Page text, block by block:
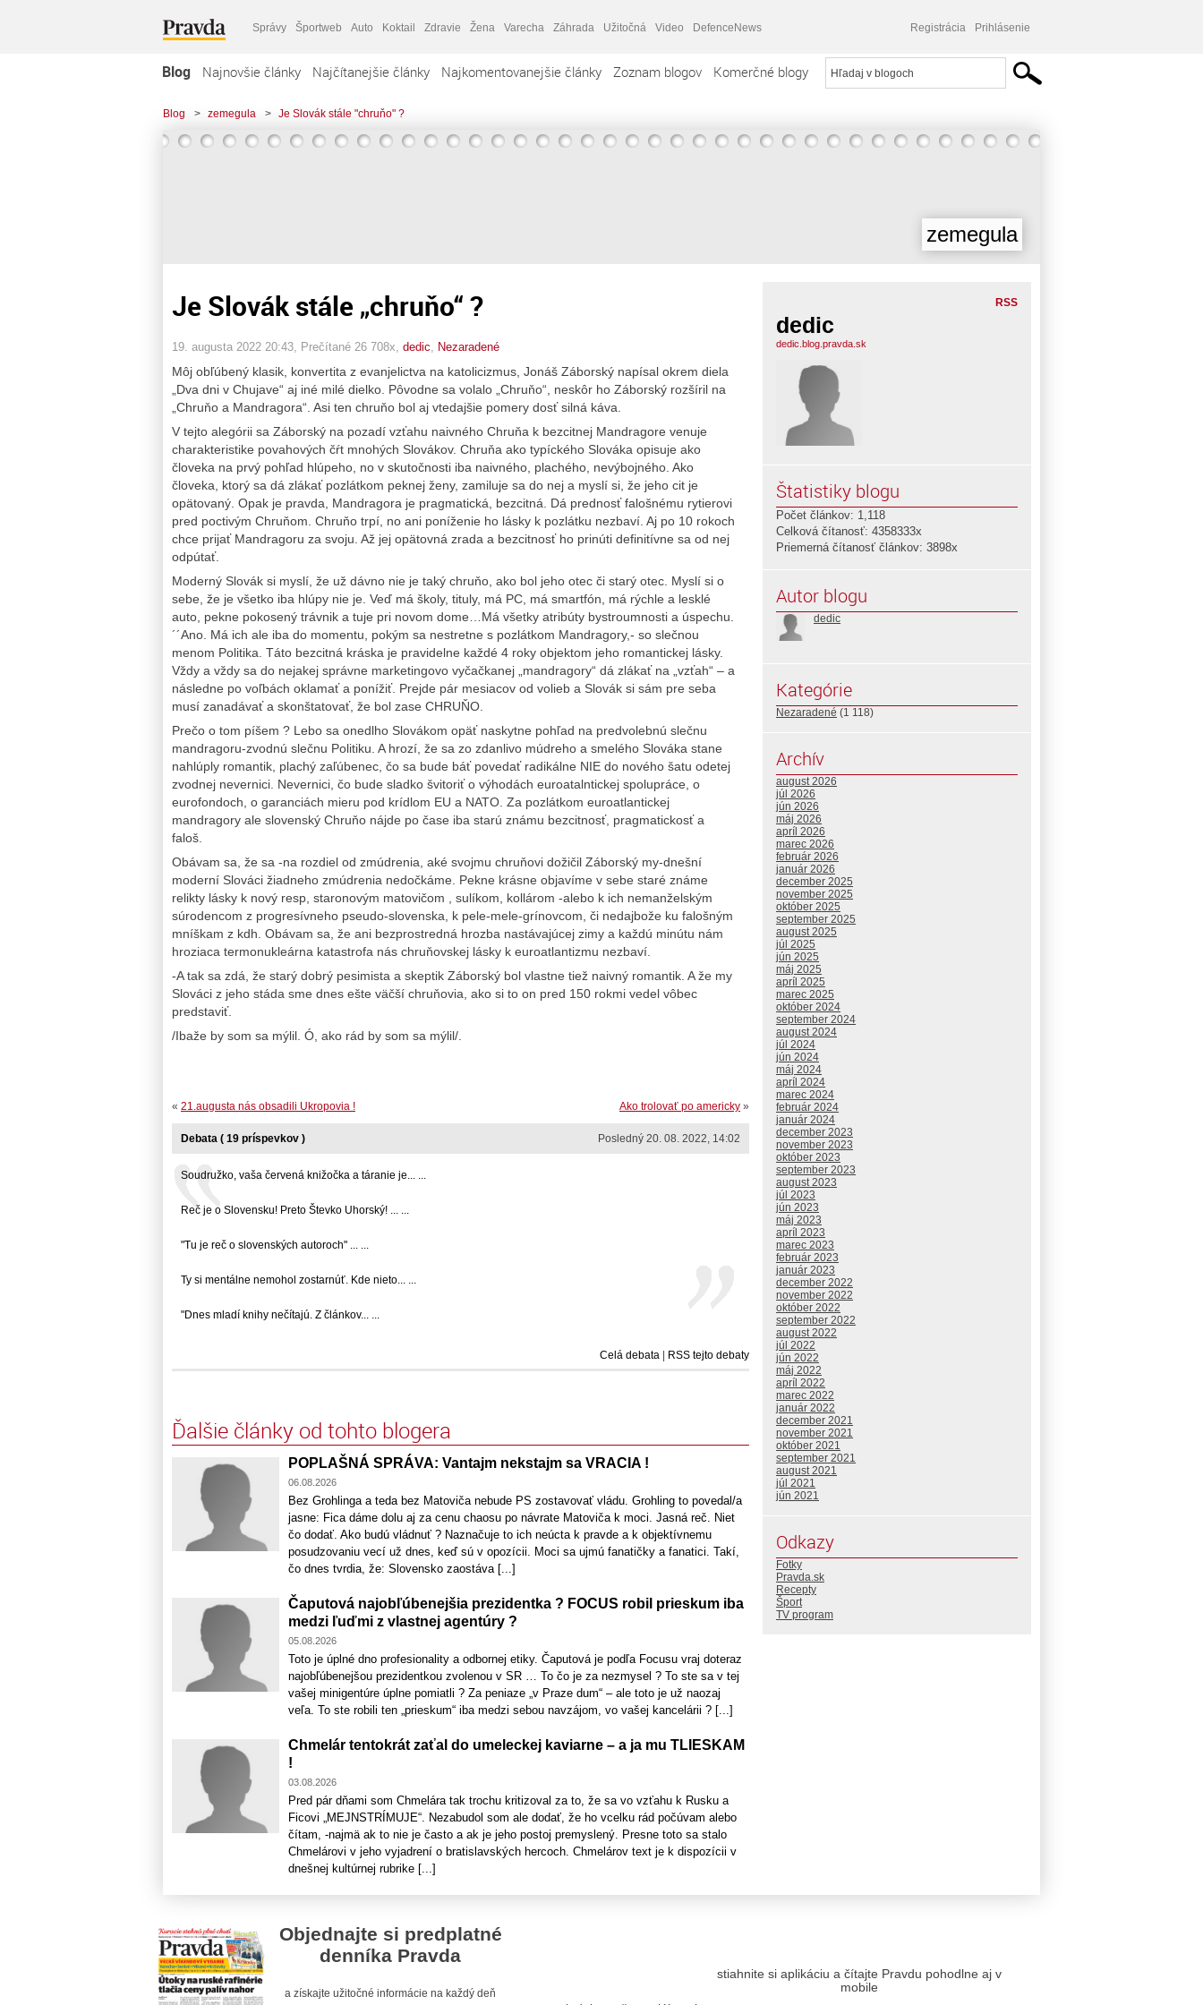
Správy Športweb Auto Koktail Zdravie Žena Varecha Záhrada Užitočná Video DefenceNews Registrácia Prihlásenie
Blog Najnovšie články Najčítanejšie články Najkomentovanejšie články Zoznam blogov Komerčné blogy
Blog > zemegula > Je Slovák stále "chruňo" ?
zemegula
Je Slovák stále „chruňo“ ?
19. augusta 2022 20:43 , Prečítané 26 708x, dedic Nezaradené
Môj obľúbený klasik, konvertita z evanjelictva na katolicizmus, Jonáš Záborský napísal okrem diela
„Dva dni v Chujave“ aj iné milé dielko. Pôvodne sa volalo „Chruňo“, neskôr ho Záborský rozšíril na
„Chruňo a Mandragora“. Asi ten chruňo bol aj vtedajšie pomery dosť silná káva.
V tejto alegórii sa Záborský na pozadí vzťahu naivného Chruňa k bezcitnej Mandragore venuje
charakteristike povahových čŕt mnohých Slovákov. Chruňa ako typíckého Slováka opisuje ako
človeka na prvý pohľad hlúpeho, no v skutočnosti iba naivného, plachého, nevýbojného. Ako
človeka, ktorý sa dá zlákať pozlátkom peknej ženy, zamiluje sa do nej a myslí si, že jeho cit je
opätovaný. Opak je pravda, Mandragora je pragmatická, bezcitná. Dá prednosť falošnému rytierovi
pred poctivým Chruňom. Chruňo trpí, no ani poníženie ho lásky k pozlátku nezbaví. Aj po 10 rokoch
chce prijať Mandragoru za svoju. Až jej opätovná zrada a bezcitnosť ho prinúti definitívne sa od nej
odpútať.
Moderný Slovák si myslí, že už dávno nie je taký chruňo, ako bol jeho otec či starý otec. Myslí si o
sebe, že je všetko iba hlúpy nie je. Veď má školy, tituly, má PC, má smartfón, má rýchle a lesklé
auto, pekne pokosený trávnik a tuje pri novom dome…Má všetky atribúty bystroumnosti a úspechu.
´´Ano. Má ich ale iba do momentu, pokým sa nestretne s pozlátkom Mandragory,- so slečnou
menom Politika. Táto bezcitná kráska je pravidelne každé 4 roky objektom jeho romantickej lásky.
Vždy a vždy sa do nejakej správne marketingovo vyčačkanej „mandragory“ dá zlákať na „vzťah“ – a
následne po voľbách oklamať a ponížiť. Prejde pár mesiacov od volieb a Slovák si sám pre seba
musí zanadávať a skonštatovať, že bol zase CHRUŇO.
Prečo o tom píšem ? Lebo sa onedlho Slovákom opäť naskytne pohľad na predvolebnú slečnu
mandragoru-zvodnú slečnu Politiku. A hrozí, že sa zo zdanlivo múdreho a smelého Slováka stane
nahlúply romantik, plachý zaľúbenec, čo sa bude báť povedať radikálne NIE do nového šatu odetej
zvodnej nevernici. Nevernici, čo bude sladko švitoriť o výhodách euroatalntickej spolupráce, o
eurofondoch, o garanciách mieru pod krídlom EU a NATO. Za pozlátkom euroatlantickej
mandragory ale slovenský Chruňo nájde po čase iba starú známu bezcitnosť, pragmatickosť a
faloš.
Obávam sa, že sa -na rozdiel od zmúdrenia, aké svojmu chruňovi dožičil Záborský my-dnešní
moderní Slováci žiadneho zmúdrenia nedočkáme. Pekne krásne objavíme v sebe staré známe
relikty lásky k nový resp, staronovým matovičom , sulíkom, kollárom -alebo k ich nemanželským
súrodencom z progresívneho pseudo-slovenska, k pele-mele-grínovcom, či nedajbože ku falošným
mníškam z kdh. Obávam sa, že ani bezprostredná hrozba nastávajúcej zimy a každú minútu nám
hroziaca termonukleárna katastrofa nás chruňovskej lásky k euroatlantizmu nezbaví.
-A tak sa zdá, že starý dobrý pesimista a skeptik Záborský bol vlastne tiež naivný romantik. A že my
Slováci z jeho stáda sme dnes ešte väčší chruňovia, ako si to on pred 150 rokmi vedel vôbec
predstaviť.
/Ibaže by som sa mýlil. Ó, ako rád by som sa mýlil/.
Ako trolovať po americky »
« 21.augusta nás obsadili Ukropovia !
Posledný 20. 08. 2022, 14:02
Debata ( 19 príspevkov )
Soudružko, vaša červená knižočka a táranie je... ...
Reč je o Slovensku! Preto Števko Uhorský! ... ...
"Tu je reč o slovenských autoroch" ... ...
Ty si mentálne nemohol zostarnúť. Kde nieto... ...
"Dnes mladí knihy nečítajú. Z článkov... ...
Celá debata RSS tejto debaty
Ďalšie články od tohto blogera
POPLAŠNÁ SPRÁVA: Vantajm nekstajm sa VRACIA !
06.08.2026
Bez Grohlinga a teda bez Matoviča nebude PS zostavovať vládu. Grohling to povedal/a
jasne: Fica dáme dolu aj za cenu chaosu po návrate Matoviča k moci. Jasná reč. Niet
čo dodať. Ako budú vládnuť ? Naznačuje to ich neúcta k pravde a k objektívnemu
posudzovaniu vecí už dnes, keď sú v opozícii. Moci sa ujmú fanatičky a fanatici. Takí,
čo dnes tvrdia, že: Slovensko zaostáva [...]
Čaputová najobľúbenejšia prezidentka ? FOCUS robil prieskum iba
medzi ľuďmi z vlastnej agentúry ?
05.08.2026
Toto je úplné dno profesionality a odbornej etiky. Čaputová je podľa Focusu vraj doteraz
najobľúbenejšou prezidentkou zvolenou v SR … To čo je za nezmysel ? To ste sa v tej
vašej minigentúre úplne pomiatli ? Za peniaze „v Praze dum“ – ale toto je už naozaj
veľa. To ste robili ten „prieskum“ iba medzi sebou navzájom, vo vašej kancelárii ? [...]
Chmelár tentokrát zaťal do umeleckej kaviarne – a ja mu TLIESKAM
!
03.08.2026
Pred pár dňami som Chmelára tak trochu kritizoval za to, že sa vo vzťahu k Rusku a
Ficovi „MEJNSTRÍMUJE“. Nezabudol som ale dodať, že ho vcelku rád počúvam alebo
čítam, -najmä ak to nie je často a ak je jeho postoj premyslený. Presne toto sa stalo
Chmelárovi v jeho vyjadrení o bratislavských hercoch. Chmelárov text je k dispozícii v
dnešnej kultúrnej rubrike [...]
RSS
dedic
dedic.blog.pravda.sk
Štatistiky blogu
Počet článkov: 1,118
Celková čítanosť: 4358333x
Priemerná čítanosť článkov: 3898x
Autor blogu
dedic
Kategórie
Nezaradené (1 118)
Archív
august 2026
júl 2026
jún 2026
máj 2026
apríl 2026
marec 2026
február 2026
január 2026
december 2025
november 2025
október 2025
september 2025
august 2025
júl 2025
jún 2025
máj 2025
apríl 2025
marec 2025
október 2024
september 2024
august 2024
júl 2024
jún 2024
máj 2024
apríl 2024
marec 2024
február 2024
január 2024
december 2023
november 2023
október 2023
september 2023
august 2023
júl 2023
jún 2023
máj 2023
apríl 2023
marec 2023
február 2023
január 2023
december 2022
november 2022
október 2022
september 2022
august 2022
júl 2022
jún 2022
máj 2022
apríl 2022
marec 2022
január 2022
december 2021
november 2021
október 2021
september 2021
august 2021
júl 2021
jún 2021
Odkazy
Fotky
Pravda.sk
Recepty
Šport
TV program
Objednajte si predplatné
denníka Pravda
a získajte užitočné informácie na každý deň
stiahnite si aplikáciu a čítajte Pravdu pohodlne aj v
mobile